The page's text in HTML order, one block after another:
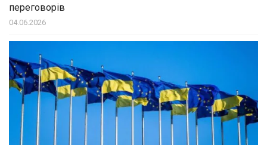
переговорів
04.06.2026